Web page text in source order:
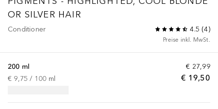
OR SILVER HAIR
Conditioner 4.5 (4)
Preise inkl. MwSt.
€ 27,99
€ 19,50
200 ml
€ 9,75 / 100 ml